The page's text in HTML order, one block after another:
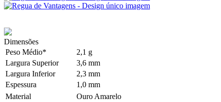
Dimensões
Peso Médio*
2,1 g
Largura Superior
3,6 mm
Largura Inferior
2,3 mm
Espessura
1,0 mm
Material
Ouro Amarelo